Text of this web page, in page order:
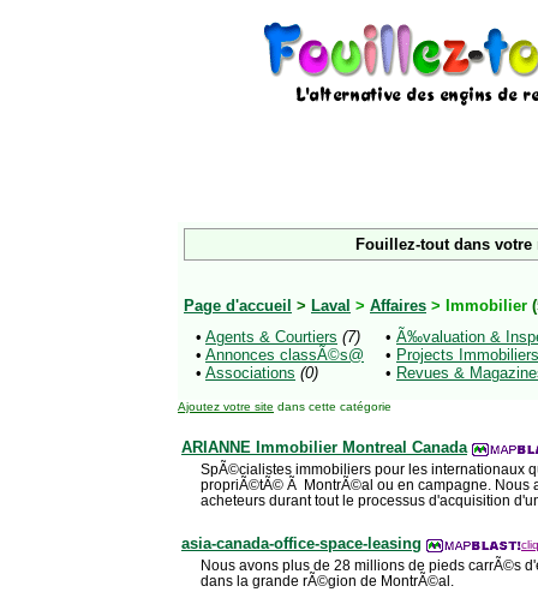
Fouillez-tout dans votre
Page d'accueil > Laval > Affaires > Immobilier
• Agents & Courtiers (7)
• Annonces classÃ©s@
• Associations (0)
• Ã‰valuation &
• Projects Immobiliers
• Revues &
Ajoutez votre site dans cette catégorie
ARIANNE Immobilier Montreal Canada
SpÃ©cialistes immobiliers pour les internationaux
propriÃ©tÃ© Ã MontrÃ©al ou en campagne. Nous
acheteurs durant tout le processus d'acquisition
asia-canada-office-space-leasing
Nous avons plus de 28 millions de pieds carrÃ©s
dans la grande rÃ©gion de MontrÃ©al.